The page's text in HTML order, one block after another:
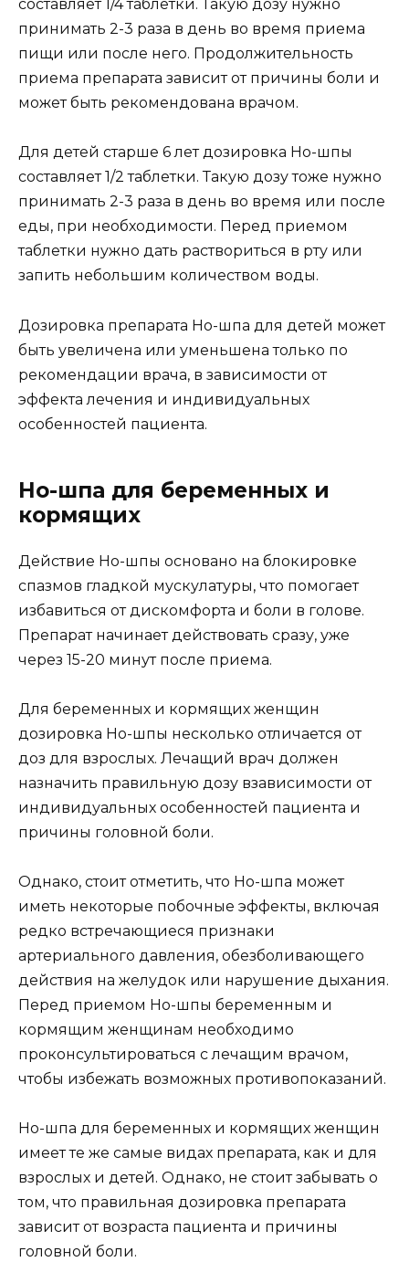
составляет 1/4 таблетки. Такую дозу нужно
принимать 2-3 раза в день во время приема
пищи или после него. Продолжительность
приема препарата зависит от причины боли и
может быть рекомендована врачом.
Для детей старше 6 лет дозировка Но-шпы
составляет 1/2 таблетки. Такую дозу тоже нужно
принимать 2-3 раза в день во время или после
еды, при необходимости. Перед приемом
таблетки нужно дать раствориться в рту или
запить небольшим количеством воды.
Дозировка препарата Но-шпа для детей может
быть увеличена или уменьшена только по
рекомендации врача, в зависимости от
эффекта лечения и индивидуальных
особенностей пациента.
Но-шпа для беременных и
кормящих
Действие Но-шпы основано на блокировке
спазмов гладкой мускулатуры, что помогает
избавиться от дискомфорта и боли в голове.
Препарат начинает действовать сразу, уже
через 15-20 минут после приема.
Для беременных и кормящих женщин
дозировка Но-шпы несколько отличается от
доз для взрослых. Лечащий врач должен
назначить правильную дозу взависимости от
индивидуальных особенностей пациента и
причины головной боли.
Однако, стоит отметить, что Но-шпа может
иметь некоторые побочные эффекты, включая
редко встречающиеся признаки
артериального давления, обезболивающего
действия на желудок или нарушение дыхания.
Перед приемом Но-шпы беременным и
кормящим женщинам необходимо
проконсультироваться с лечащим врачом,
чтобы избежать возможных противопоказаний.
Но-шпа для беременных и кормящих женщин
имеет те же самые видах препарата, как и для
взрослых и детей. Однако, не стоит забывать о
том, что правильная дозировка препарата
зависит от возраста пациента и причины
головной боли.